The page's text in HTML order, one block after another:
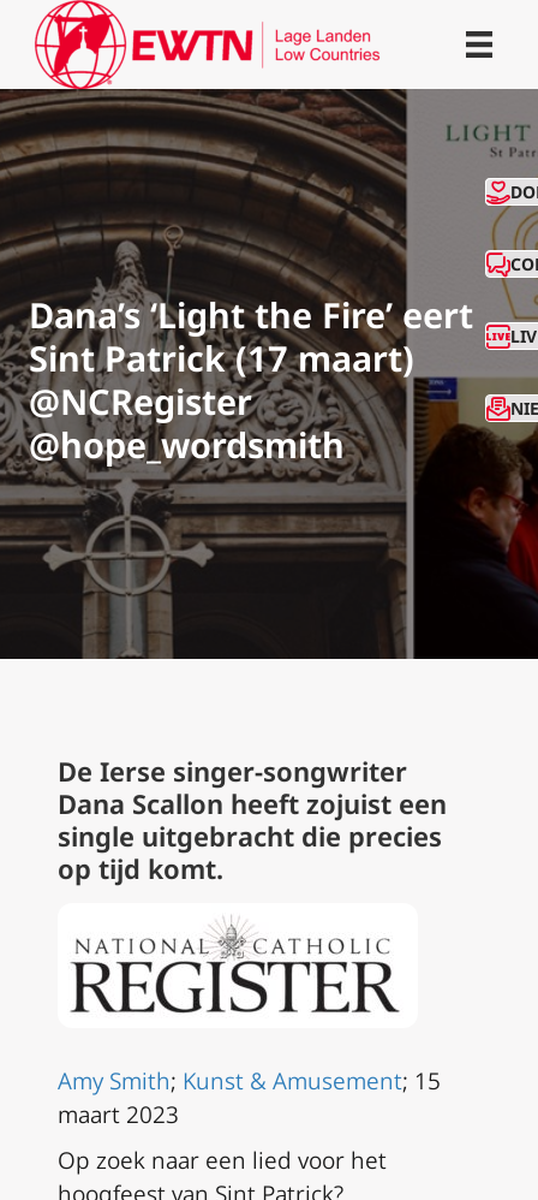
Dana’s ‘Light the Fire’ eert
Sint Patrick (17 maart)
@NCRegister
@hope_wordsmith
De Ierse singer-songwriter
Dana Scallon heeft zojuist een
single uitgebracht die precies
op tijd komt.
Amy Smith; Kunst & Amusement; 15
maart 2023
Op zoek naar een lied voor het